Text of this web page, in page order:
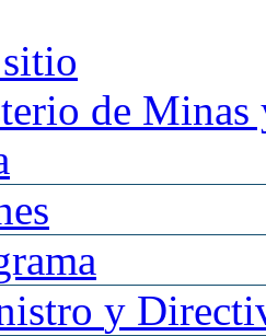
de Minas
y